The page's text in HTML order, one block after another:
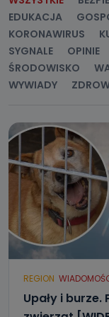
danych
oraz partnerzy
Jak
danych
EDUKACJA
KORONAWIRUS
SYGNALE
OPINIE
ŚRODOWISKO
WYWIADY
REGION
Upały i